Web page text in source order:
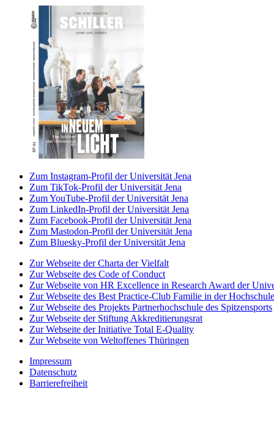
Zum Instagram-Profil der Universität Jena
Zum TikTok-Profil der Universität Jena
Zum YouTube-Profil der Universität Jena
Zum LinkedIn-Profil der Universität Jena
Zum Facebook-Profil der Universität Jena
Zum Mastodon-Profil der Universität Jena
Zum Bluesky-Profil der Universität Jena
Zur Webseite der Charta der Vielfalt
Zur Webseite des Code of Conduct
Zur Webseite von HR Excellence in Research Award der
Zur Webseite des Best Practice-Club Familie in der Hochschule
Zur Webseite des Projekts Partnerhochschule des Spitzensports
Zur Webseite der Stiftung Akkreditierungsrat
Zur Webseite der Initiative Total E-Quality
Zur Webseite von Weltoffenes Thüringen
Impressum
Datenschutz
Barrierefreiheit